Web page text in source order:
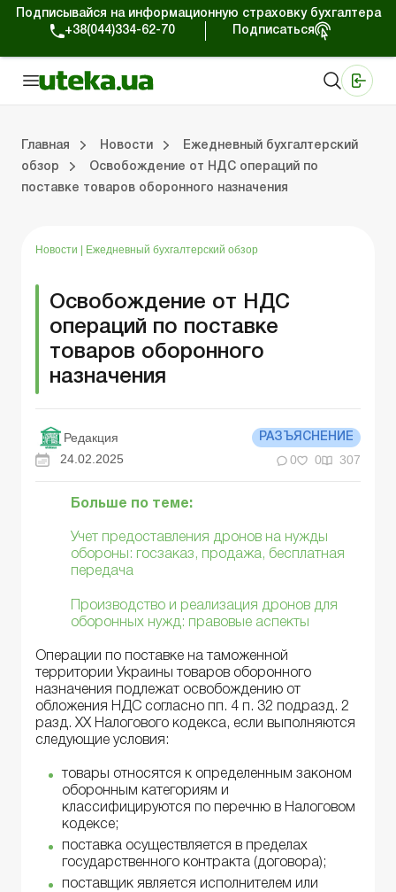
Подписывайся на информационную страховку бухгалтера
+38(044)334-62-70
Подписаться
Главная Новости
Ежедневный бухгалтерский
обзор
Освобождение от НДС операций по
поставке товаров оборонного назначения
Новости Ежедневный бухгалтерский обзор
Освобождение от НДС
операций по поставке
товаров оборонного
назначения
Редакция РАЗЪЯСНЕНИЕ
24.02.2025 0 0 307
Больше по теме:
Учет предоставления дронов на нужды
обороны: госзаказ, продажа, бесплатная
передача
Производство и реализация дронов для
оборонных нужд: правовые аспекты
Операции по поставке на таможенной
территории Украины товаров оборонного
назначения подлежат освобождению от
обложения НДС согласно пп. 4 п. 32 подразд. 2
разд. XX Налогового кодекса, если выполняются
следующие условия:
товары относятся к определенным законом
оборонным категориям и
классифицируются по перечню в Налоговом
кодексе;
поставка осуществляется в пределах
государственного контракта (договора);
поставщик является исполнителем или